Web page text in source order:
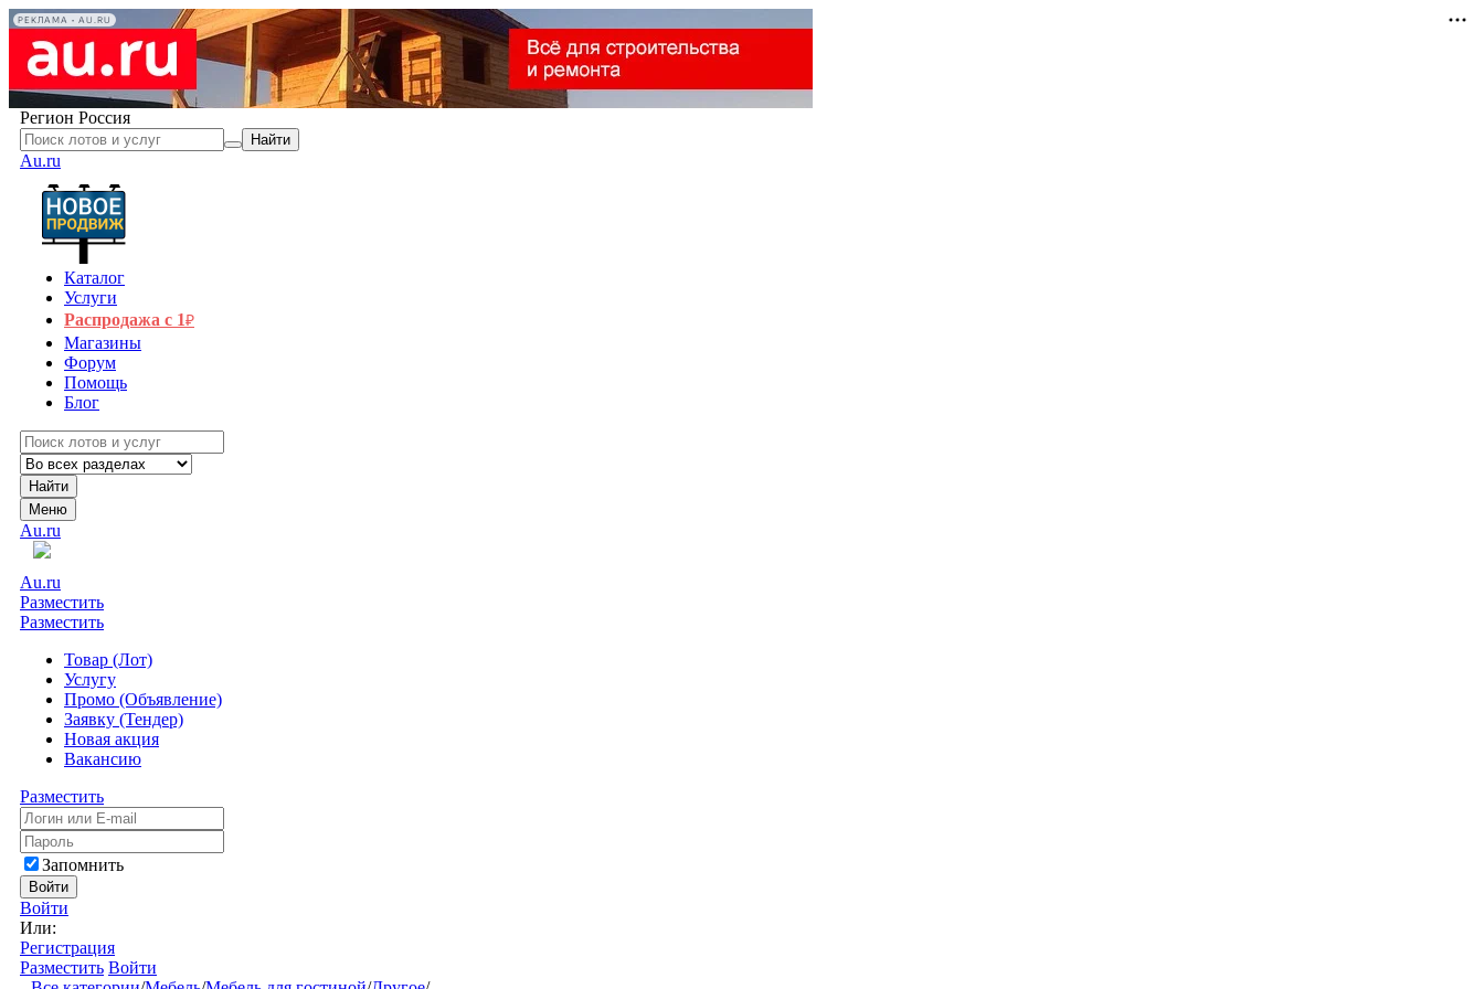
РЕКЛАМА • AU.RU
Регион Россия
Найти
Au.ru
Каталог
Услуги
Распродажа с 1₽
Магазины
Форум
Помощь
Блог
Найти
Меню
Au.ru
Au.ru
Разместить
Разместить
Товар (Лот)
Услугу
Промо (Объявление)
Заявку (Тендер)
Новая акция
Вакансию
Разместить
Запомнить
Войти
Войти
Или:
Регистрация
Разместить Войти